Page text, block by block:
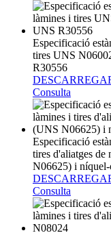
Especificació
tires UNS
R30556
Consulta
Especificació
tires d'aliatges
N06625) i
Consulta